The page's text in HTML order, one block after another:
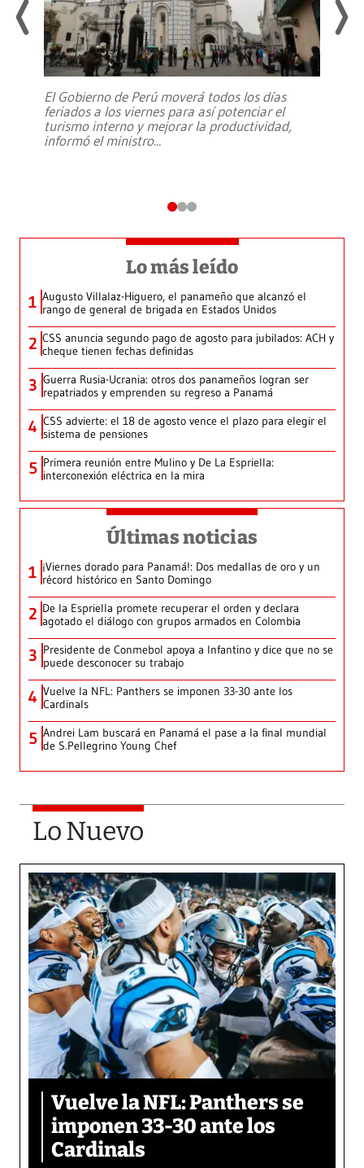
El Gobierno de Perú moverá todos los días
feriados a los viernes para así potenciar el
turismo interno y mejorar la productividad,
informó el ministro...
Lo más leído
1 Augusto Villalaz-Higuero, el panameño que alcanzó el
rango de general de brigada en Estados Unidos
2 CSS anuncia segundo pago de agosto para jubilados: ACH y
cheque tienen fechas definidas
3 Guerra Rusia-Ucrania: otros dos panameños logran ser
repatriados y emprenden su regreso a Panamá
4 CSS advierte: el 18 de agosto vence el plazo para elegir el
sistema de pensiones
5 Primera reunión entre Mulino y De La Espriella:
interconexión eléctrica en la mira
Últimas noticias
1 ¡Viernes dorado para Panamá!: Dos medallas de oro y un
récord histórico en Santo Domingo
2 De la Espriella promete recuperar el orden y declara
agotado el diálogo con grupos armados en Colombia
3 Presidente de Conmebol apoya a Infantino y dice que no se
puede desconocer su trabajo
4 Vuelve la NFL: Panthers se imponen 33-30 ante los
Cardinals
5 Andrei Lam buscará en Panamá el pase a la final mundial
de S.Pellegrino Young Chef
Lo Nuevo
Vuelve la NFL: Panthers se
imponen 33-30 ante los
Cardinals